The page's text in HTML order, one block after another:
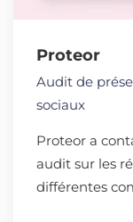
Proteor
Audit de
sociaux
Proteor a
audit sur les
différentes